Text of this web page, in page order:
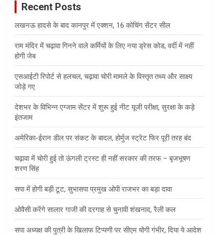
Recent Posts
लखनऊ हादसे के बाद कानपुर में एक्शन, 16 कोचिंग सेंटर सील
राम मंदिर में चढ़ावा गिनने वाले कर्मियों के लिए नया ड्रेस कोड, वर्दी में नहीं
होगी जेब
एसआईटी रिपोर्ट से हलचल, चढ़ावा चोरी मामले के विस्तृत तथ्य और साक्ष्य
जोड़े गए
देशभर के विभिन्न एग्जाम सेंटर में शुरू हुई नीट यूजी परीक्षा, सुरक्षा के कड़े
इंतजाम
अमेरिका-ईरान डील पर संकट के बादल, होर्मुज स्ट्रेट फिर पूरी तरह बंद
चढ़ावा में चोरी हुई तो ऊंगली ट्रस्ट ही नहीं सरकार की तरफ – बृजभूषण
शरण सिंह
सपा में होगी बड़ी टूट, सुभासपा प्रमुख ओपी राजभर का बड़ा दावा
ओवैसी करेंगे सालार गाजी की दरगाह से चुनावी शंखनाद, रैली कल
सपा अध्यक्ष की पुत्री के खिलाफ टिप्पणी पर सीएम योगी गंभीर, दिया ये आदेश